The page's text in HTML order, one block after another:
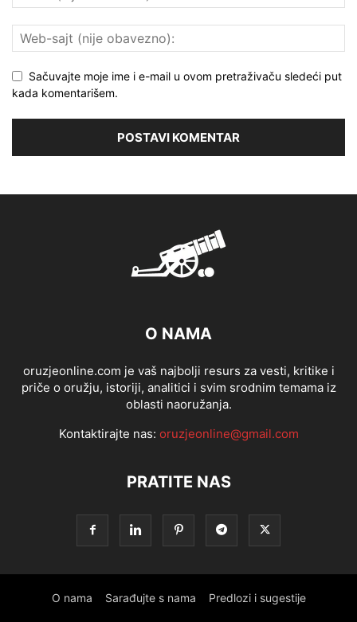
Sačuvajte moje ime i e-mail u ovom pretraživaču sledeći put
kada komentarišem.
O NAMA
oruzjeonline.com je vaš najbolji resurs za vesti, kritike i
priče o oružju, istoriji, analitici i svim srodnim temama iz
oblasti naoružanja.
Kontaktirajte nas: oruzjeonline@gmail.com
PRATITE NAS
O nama Sarađujte s nama Predlozi i sugestije